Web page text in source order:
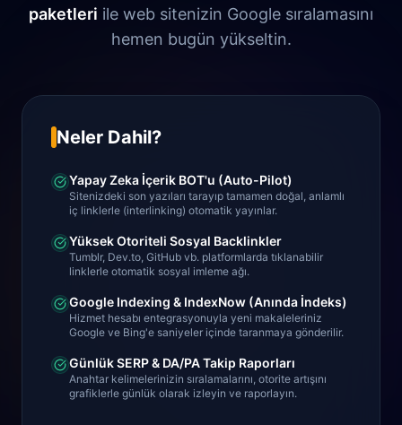
paketleri ile web sitenizin Google sıralamasını
hemen bugün yükseltin.
Neler Dahil?
Yapay Zeka İçerik BOT'u (Auto-Pilot)
Sitenizdeki son yazıları tarayıp tamamen doğal, anlamlı
iç linklerle (interlinking) otomatik yayınlar.
Yüksek Otoriteli Sosyal Backlinkler
Tumblr, Dev.to, GitHub vb. platformlarda tıklanabilir
linklerle otomatik sosyal imleme ağı.
Google Indexing & IndexNow (Anında İndeks)
Hizmet hesabı entegrasyonuyla yeni makaleleriniz
Google ve Bing'e saniyeler içinde taranmaya gönderilir.
Günlük SERP & DA/PA Takip Raporları
Anahtar kelimelerinizin sıralamalarını, otorite artışını
grafiklerle günlük olarak izleyin ve raporlayın.